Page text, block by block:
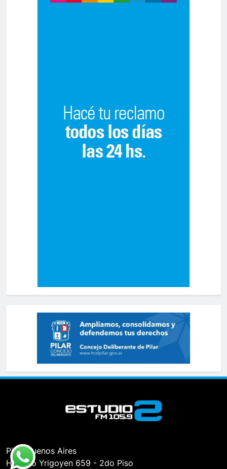
Pilar, Buenos Aires
Hipólito Yrigoyen 659 - 2do Piso